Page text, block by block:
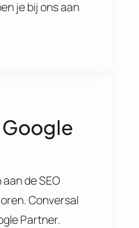
je bij ons aan
Google
de SEO
Conversal
Partner.